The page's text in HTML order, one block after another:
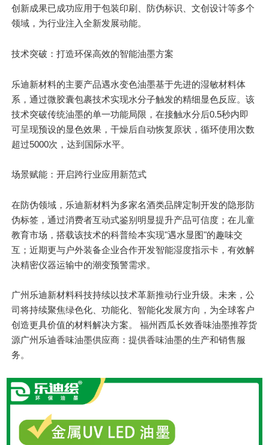
创新成果已成功应用于包装印刷、防伪标识、文创设计等多个
领域，为行业注入全新发展动能。
技术突破：打造环保高效的智能油墨方案
乐迪新材料的主要产品遇水变色油墨基于先进的湿敏材料体
系，通过微胶囊包裹技术实现水分子触发的精细显色反应。该
技术突破传统油墨的单一功能局限，在接触水分后0.5秒内即
可呈现预设的显色效果，干燥后自动恢复原状，循环使用次数
超过5000次，达到国际水平。
场景赋能：开启跨行业应用新范式
在防伪领域，乐迪新材料为多家名酒类品牌定制开发的隐形防
伪标签，通过消费者互动式鉴别明显提升产品可信度；在儿童
教育市场，搭载该技术的科普绘本实现"遇水显图"的趣味交
互；近期更与户外装备企业合作开发智能湿度指示卡，有效解
决精密仪器运输中的潮变预警需求。
广州乐迪新材料科技持续以技术革新推动行业升级。未来，公
司将持续聚焦绿色化、功能化、智能化发展方向，为全球客户
创造更具价值的材料解决方案。 福州西瓜长效香味油墨推荐货
源广州乐迪香味油墨供应商：提供香味油墨的生产和销售服
务。